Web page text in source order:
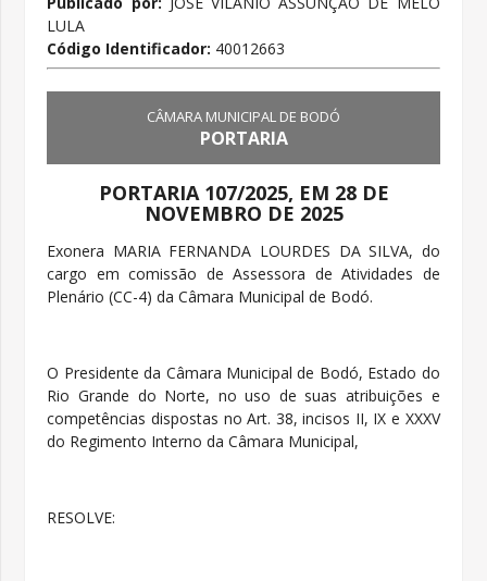
LULA
Código Identificador: 40012663
CÂMARA MUNICIPAL DE BODÓ
PORTARIA
PORTARIA 107/2025, EM 28 DE
NOVEMBRO DE 2025
Exonera MARIA FERNANDA LOURDES DA SILVA, do
cargo em comissão de Assessora de Atividades de
Plenário (CC-4) da Câmara Municipal de Bodó.
O Presidente da Câmara Municipal de Bodó, Estado do
Rio Grande do Norte, no uso de suas atribuições e
competências dispostas no Art. 38, incisos II, IX e XXXV
do Regimento Interno da Câmara Municipal,
RESOLVE: